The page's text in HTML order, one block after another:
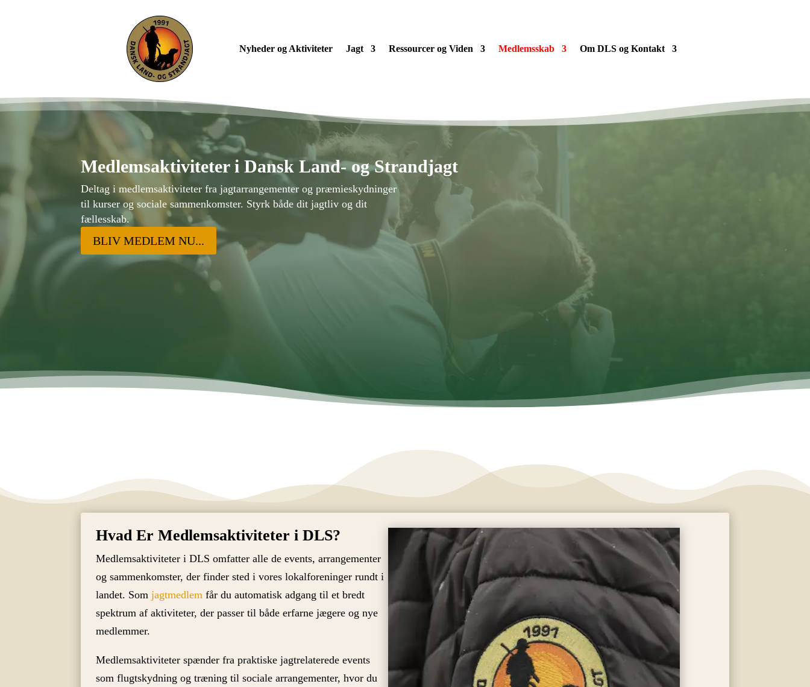
Nyheder og Aktiviteter Jagt Ressourcer og Viden Medlemsskab Om DLS og Kontakt
Medlemsaktiviteter i Dansk Land- og Strandjagt
Deltag i medlemsaktiviteter fra jagtarrangementer og præmieskydninger
til kurser og sociale sammenkomster. Styrk både dit jagtliv og dit
fællesskab.
BLIV MEDLEM NU...
Hvad Er Medlemsaktiviteter i DLS?
Medlemsaktiviteter i DLS omfatter alle de events, arrangementer
og sammenkomster, der finder sted i vores lokalforeninger rundt i
landet. Somjagtmedlem får du automatisk adgang til et bredt
spektrum af aktiviteter, der passer til både erfarne jægere og nye
medlemmer.
Medlemsaktiviteter spænder fra praktiske jagtrelaterede events
som flugtskydning og træning til sociale arrangementer, hvor du